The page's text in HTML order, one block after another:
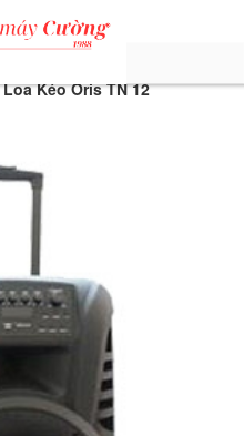
Loa Kéo Oris TN 12